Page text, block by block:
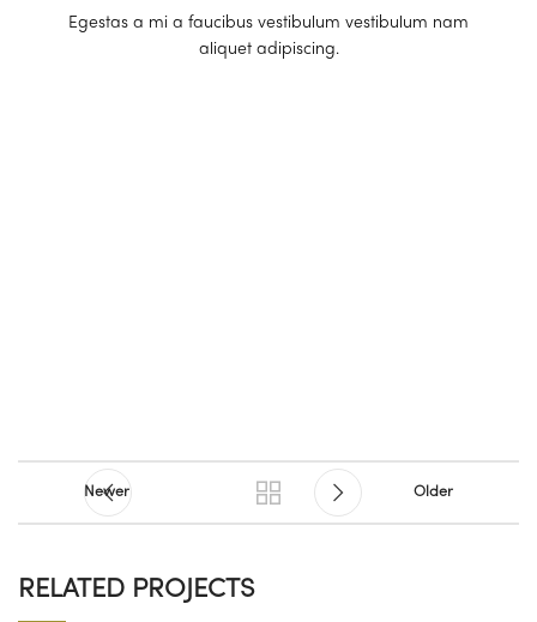
Egestas a mi a faucibus vestibulum vestibulum nam
aliquet adipiscing.
Newer Older
RELATED PROJECTS